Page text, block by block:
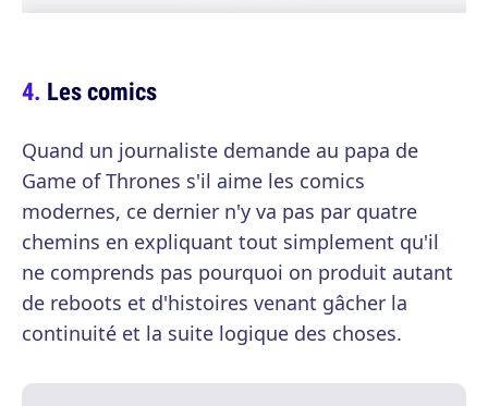
Les comics
Quand un journaliste demande au papa de
Game of Thrones s'il aime les comics
modernes, ce dernier n'y va pas par quatre
chemins en expliquant tout simplement qu'il
ne comprends pas pourquoi on produit autant
de reboots et d'histoires venant gâcher la
continuité et la suite logique des choses.